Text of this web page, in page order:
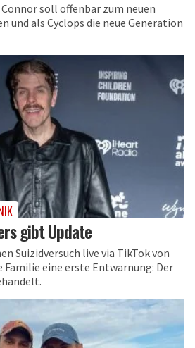
soll offenbar zum neuen
und als Cyclops die neue Generation
gibt Update
Suizidversuch live via TikTok von
eine erste Entwarnung: Der